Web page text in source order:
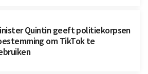
Quintin geeft politiekorpsen
om TikTok te